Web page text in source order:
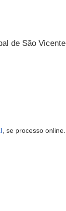
de São
, se processo online.